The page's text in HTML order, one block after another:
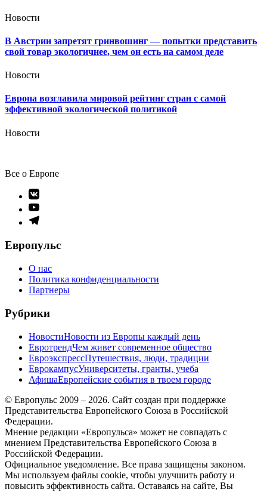
Новости
В Австрии запретят гринвошинг — попытки представить
свой товар экологичнее, чем он есть на самом деле
Новости
Европа возглавила мировой рейтинг стран с самой
эффективной экологической политикой
Новости
Все о Европе
Элемент
меню
Элемент
меню
Элемент
Европульс
О нас
Политика конфиденциальности
Партнеры
Рубрики
НовостиНовости из Европы каждый день
ЕвротрендЧем живет современное общество
ЕвроэкспрессПутешествия, люди, традиции
ЕврокампусУниверситеты, гранты, учеба
АфишаЕвропейские события в твоем городе
© Европульс 2009 – 2026. Сайт создан при поддержке
Представительства Европейского Союза в Российской
Федерации.
Мнение редакции «Европульса» может не совпадать с
мнением Представительства Европейского Союза в
Российской Федерации.
Официальное уведомление. Все права защищены законом.
Мы используем файлы cookie, чтобы улучшить работу и
повысить эффективность сайта. Оставаясь на сайте, Вы